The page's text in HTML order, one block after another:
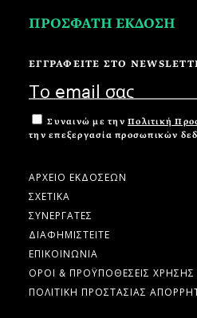
ΠΡΟΣΦΑΤΗ ΕΚΔΟΣΗ
ΕΓΓΡΑΦΕΙΤΕ ΣΤΟ
Συναινώ με την Πολιτική
την επεξεργασία προσωπικών
ΑΡΧΕΙΟ ΕΚΔΟΣΕΩΝ
ΣΧΕΤΙΚΑ
ΣΥΝΕΡΓΑΤΕΣ
ΔΙΑΦΗΜΙΣΤΕΙΤΕ
ΕΠΙΚΟΙΝΩΝΙΑ
ΟΡΟΙ & ΠΡΟΫΠΟΘΕΣΕΙΣ ΧΡΗΣΗΣ
ΠΟΛΙΤΙΚΗ ΠΡΟΣΤΑΣΙΑΣ